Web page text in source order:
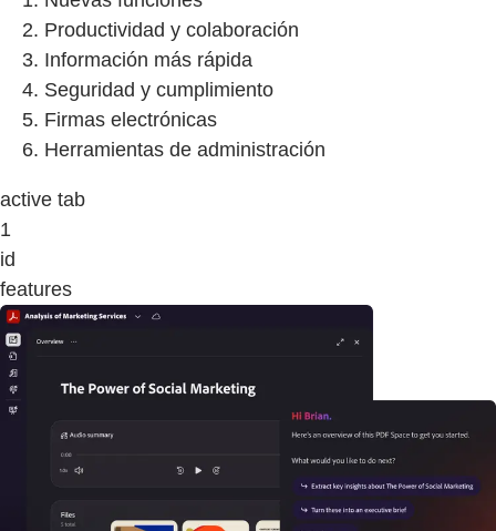
Productividad y colaboración
Información más rápida
Seguridad y cumplimiento
Firmas electrónicas
Herramientas de administración
active tab
1
id
features